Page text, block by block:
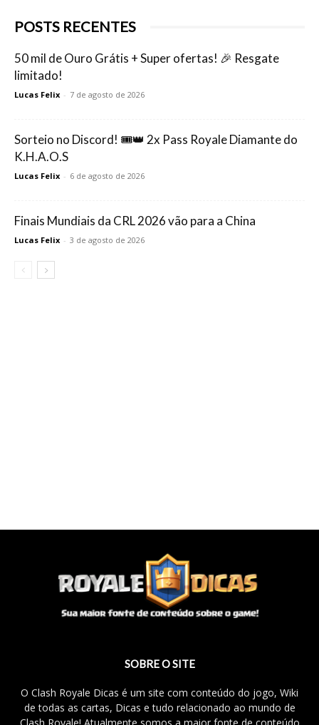
POSTS RECENTES
50 mil de Ouro Grátis + Super ofertas! 🎉 Resgate
limitado!
Lucas Felix - 7 de agosto de 2026
Sorteio no Discord! 🎟️👑 2x Pass Royale Diamante do
K.H.A.O.S
Lucas Felix - 6 de agosto de 2026
Finais Mundiais da CRL 2026 vão para a China
Lucas Felix - 3 de agosto de 2026
SOBRE O SITE
O Clash Royale Dicas é um site com conteúdo do jogo, Wiki
de todas as cartas, Dicas e tudo relacionado ao mundo de